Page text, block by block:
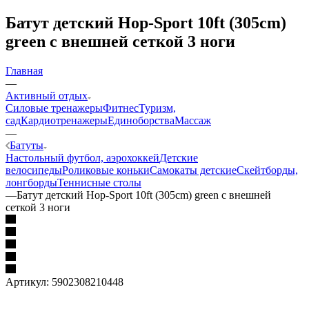
Батут детский Hop-Sport 10ft (305cm)
green с внешней сеткой 3 ноги
Главная
—
Активный отдых
Силовые тренажерыФитнесТуризм,
садКардиотренажерыЕдиноборстваМассаж
—
Батуты
Настольный футбол, аэрохоккейДетские
велосипедыРоликовые конькиСамокаты детскиеСкейтборды,
лонгбордыТеннисные столы
—Батут детский Hop-Sport 10ft (305cm) green с внешней
сеткой 3 ноги
Артикул: 5902308210448